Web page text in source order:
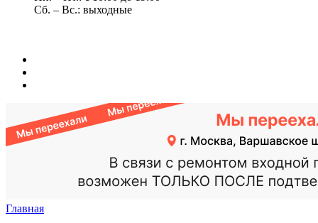
Сб. – Вс.: выходные
Главная